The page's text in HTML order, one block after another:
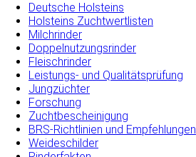
Deutsche Holsteins
Holsteins Zuchtwertlisten
Milchrinder
Doppelnutzungsrinder
Fleischrinder
Leistungs- und Qualitätsprüfung
Jungzüchter
Forschung
Zuchtbescheinigung
BRS-Richtlinien und Empfehlungen
Weideschilder